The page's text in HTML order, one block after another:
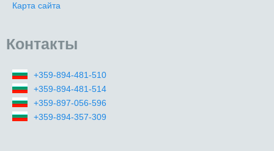
Карта сайта
Контакты
+359-894-481-510
+359-894-481-514
+359-897-056-596
+359-894-357-309